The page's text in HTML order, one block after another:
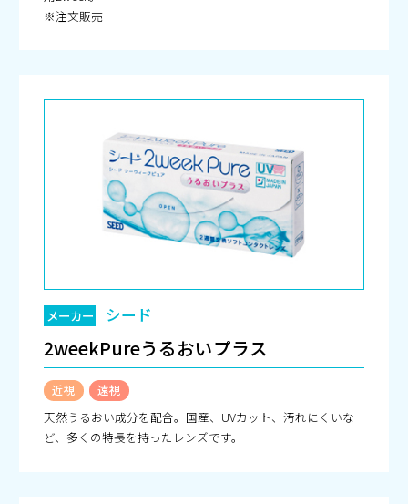
※注文販売
メーカー シード
2weekPureうるおいプラス
近視
遠視
天然うるおい成分を配合。国産、UVカット、汚れにくいな
ど、多くの特長を持ったレンズです。